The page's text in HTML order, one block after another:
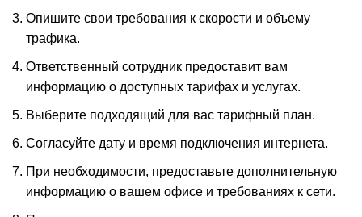
Опишите свои требования к скорости и объему
трафика.
Ответственный сотрудник предоставит вам
информацию о доступных тарифах и услугах.
Выберите подходящий для вас тарифный план.
Согласуйте дату и время подключения интернета.
При необходимости, предоставьте дополнительную
информацию о вашем офисе и требованиях к сети.